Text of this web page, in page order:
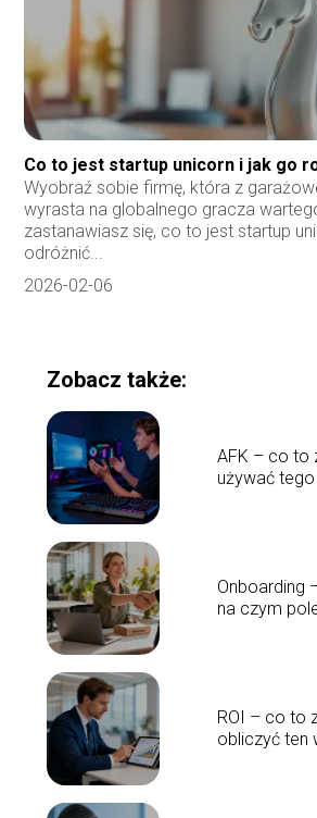
Co to jest startup unicorn i jak go
Wyobraź sobie firmę, która z
wyrasta na globalnego gracza
zastanawiasz się, co to jest startup
odróżnić...
2026-02-06
Zobacz także:
AFK – co to
używać
Onboarding
na czym
ROI – co to
obliczyć ten